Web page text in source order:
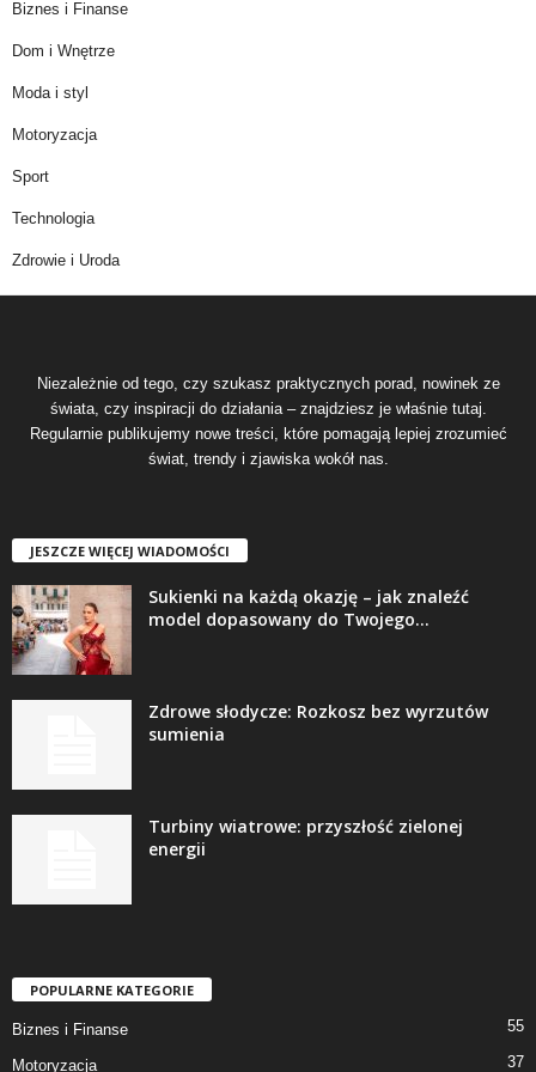
Biznes i Finanse
Dom i Wnętrze
Moda i styl
Motoryzacja
Sport
Technologia
Zdrowie i Uroda
Niezależnie od tego, czy szukasz praktycznych porad, nowinek ze
świata, czy inspiracji do działania – znajdziesz je właśnie tutaj.
Regularnie publikujemy nowe treści, które pomagają lepiej zrozumieć
świat, trendy i zjawiska wokół nas.
JESZCZE WIĘCEJ WIADOMOŚCI
Sukienki na każdą okazję – jak znaleźć
model dopasowany do Twojego...
Zdrowe słodycze: Rozkosz bez wyrzutów
sumienia
Turbiny wiatrowe: przyszłość zielonej
energii
POPULARNE KATEGORIE
Biznes i Finanse 55
Motoryzacja 37